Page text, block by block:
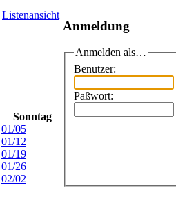
Listenansicht
Sonntag
01/05
01/12
01/19
01/26
02/02
Anmeldung
Anmelden als…
Benutzer:
Paßwort: